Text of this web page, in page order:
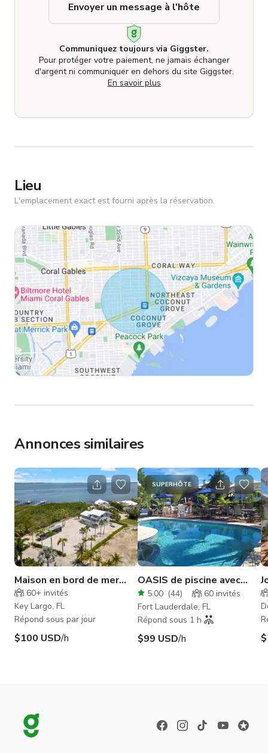
Communiquez toujours via Giggster.
Pour protéger votre paiement, ne jamais échanger
d'argent ni communiquer en dehors du site Giggster.
En savoir plus
Envoyer un message à l'hôte
Lieu
L'emplacement exact est fourni après la réservation.
Annonces similaires
Maison en bord de mer
avec kart de golf + place
de bateau + jet-skis
60+ invités
Key Largo, FL
Répond sous par jour
$100 USD/h
SUPERHÔTE
OASIS de piscine avec
accès océanique à East
Fort Lauderdale !
5.00 (44) 60 invités
Fort Lauderdale, FL
Répond sous 1 h
$99 USD/h